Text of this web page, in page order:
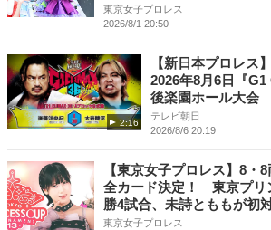
東京女子プロレス
2026/8/1 20:50
2:16
【新日本プロレス
2026年8月6日『G1
後楽園ホール大会
テレビ朝日
2026/8/6 20:19
【東京女子プロレス】8・
全カード決定！ 東京プリ
勝4試合、未詩とももが初
東京女子プロレス